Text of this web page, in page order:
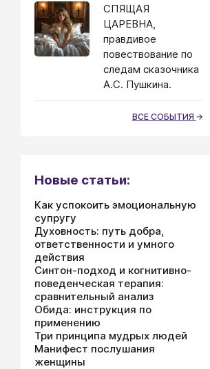
СПЯЩАЯ
ЦАРЕВНА,
правдивое
повествование по
следам сказочника
А.С. Пушкина.
ВСЕ СОБЫТИЯ
Новые статьи:
Как успокоить эмоциональную
супругу
Духовность: путь добра,
ответственности и умного
действия
Синтон-подход и когнитивно-
поведенческая терапия:
сравнительный анализ
Обида: инструкция по
применению
Три принципа мудрых людей
Манифест послушания
женщины